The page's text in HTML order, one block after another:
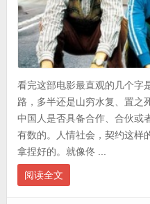
看完这部电影最直观的几个字
路，多半还是山穷水复、置之
中国人是否具备合作、合伙或
有数的。人情社会，契约这样
拿捏好的。就像佟 ...
阅读全文